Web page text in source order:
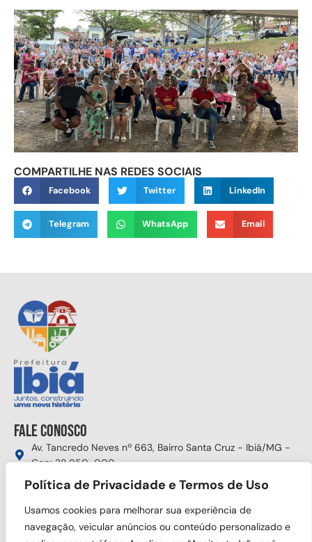
Política de Privacidade e Termos de Uso
Usamos cookies para melhorar sua experiência de
navegação, veicular anúncios ou conteúdo personalizado e
COMPARTILHE NAS REDES SOCIAIS
Facebook Twitter LinkedIn
Telegram WhatsApp Email
Fale conosco
Av. Tancredo Neves nº 663, Bairro Santa Cruz - Ibiá/MG -
Cep: 38.950-000
(34) 3631-5750
Segunda à sexta das 8:00h às 17:30h